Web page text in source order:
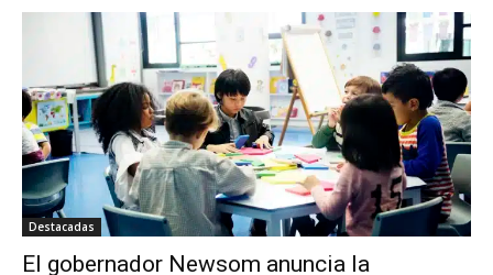
Destacadas
El gobernador Newsom anuncia la